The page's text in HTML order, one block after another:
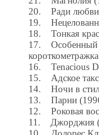
20. Ради любви
19.
18. Тонкая
17. Особенный
короткометражка
16. Tenacious D
15. Адское
14. Ночи в
13. Парни
12. Роковая
11. Джорджия